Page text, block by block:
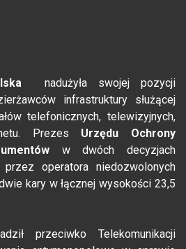
nadużyła swojej pozycji
infrastruktury służącej
telefonicznych, telewizyjnych,
Prezes Urzędu Ochrony
w dwóch decyzjach
operatora niedozwolonych
kary w łącznej wysokości 23,5
przeciwko Telekomunikacji